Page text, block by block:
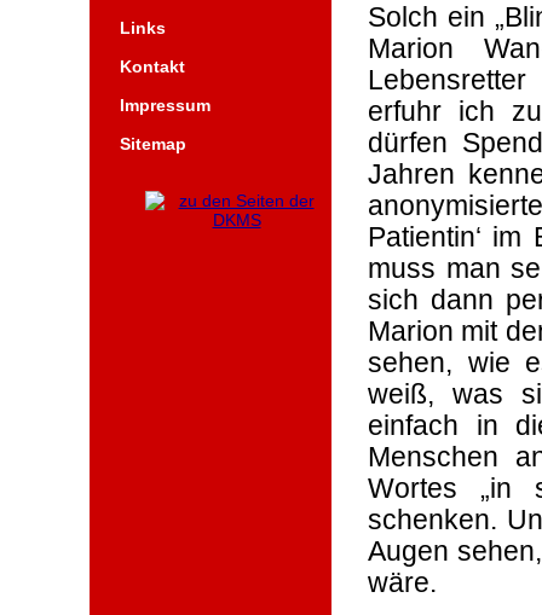
Links
Kontakt
Impressum
Sitemap
Solch ein
Marion
erfuhr ich
dürfen
Jahren
Patientin‘
muss man
sich dann
Marion mit
sehen, wie
weiß, was
einfach in
Menschen
Wortes „in
schenken.
Augen
wäre.